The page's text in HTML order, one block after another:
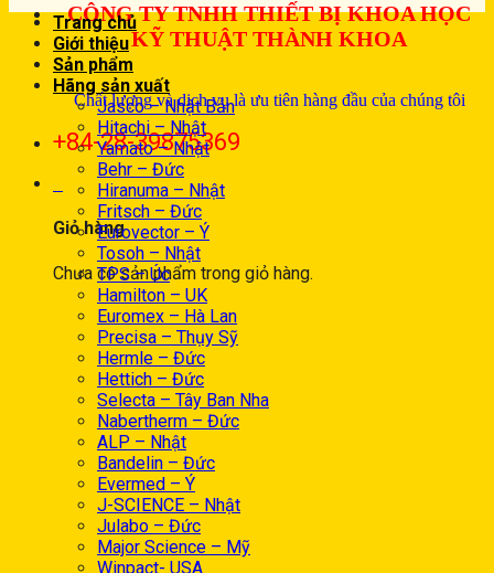
CÔNG TY TNHH THIẾT BỊ KHOA HỌC
KỸ THUẬT THÀNH KHOA
Chất lượng và dịch vụ là ưu tiên hàng đầu của chúng tôi
+84-28-39875369
Giỏ hàng
Chưa có sản phẩm trong giỏ hàng.
Trang chủ
Giới thiệu
Sản phẩm
Hãng sản xuất
Jasco – Nhật Bản
Hitachi – Nhật
Yamato – Nhật
Behr – Đức
Hiranuma – Nhật
Fritsch – Đức
Eurovector – Ý
Tosoh – Nhật
TPS – Úc
Hamilton – UK
Euromex – Hà Lan
Precisa – Thụy Sỹ
Hermle – Đức
Hettich – Đức
Selecta – Tây Ban Nha
Nabertherm – Đức
ALP – Nhật
Bandelin – Đức
Evermed – Ý
J-SCIENCE – Nhật
Julabo – Đức
Major Science – Mỹ
Winpact- USA